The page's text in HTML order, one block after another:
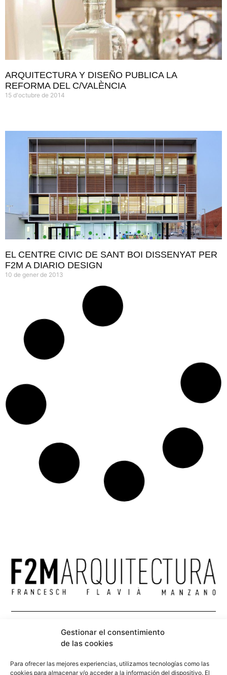
Gestionar el consentimiento
de las cookies
Para ofrecer las mejores experiencias, utilizamos tecnologías como las
consentimiento de estas tecnologías nos permitirá procesar datos como
sitio. No consentir o retirar el consentimiento, puede afectar
negativamente a ciertas características y funciones.
Aceptar
ARQUITECTURA Y DISEÑO PUBLICA LA
REFORMA DEL C/VALÈNCIA
15 d'octubre de 2014
EL CENTRE CIVIC DE SANT BOI DISSENYAT PER
F2M A DIARIO DESIGN
10 de gener de 2013
info@f2marquitectura.com
Política de privadesa Política de cookies